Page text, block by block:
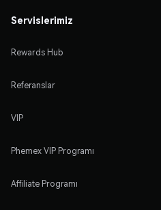
Servislerimiz
Rewards Hub
Referanslar
VIP
Phemex VIP Programı
Affiliate Programı